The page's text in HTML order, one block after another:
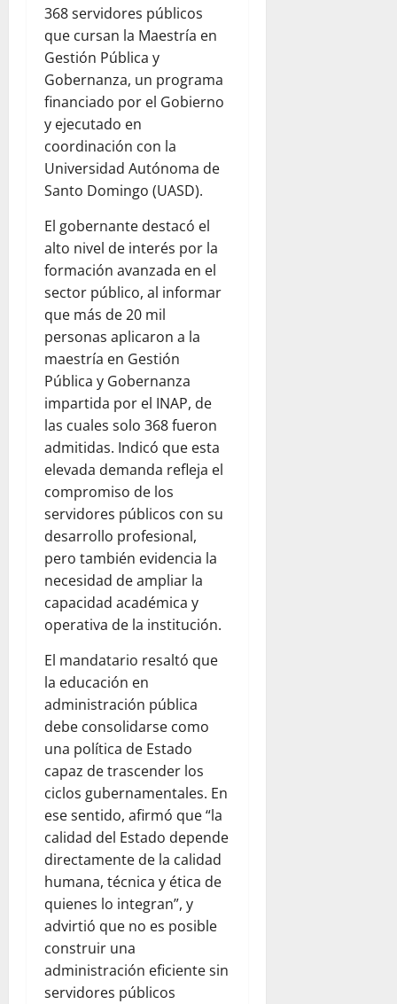
368 servidores públicos
que cursan la Maestría en
Gestión Pública y
Gobernanza, un programa
financiado por el Gobierno
y ejecutado en
coordinación con la
Universidad Autónoma de
Santo Domingo (UASD).
El gobernante destacó el
alto nivel de interés por la
formación avanzada en el
sector público, al informar
que más de 20 mil
personas aplicaron a la
maestría en Gestión
Pública y Gobernanza
impartida por el INAP, de
las cuales solo 368 fueron
admitidas. Indicó que esta
elevada demanda refleja el
compromiso de los
servidores públicos con su
desarrollo profesional,
pero también evidencia la
necesidad de ampliar la
capacidad académica y
operativa de la institución.
El mandatario resaltó que
la educación en
administración pública
debe consolidarse como
una política de Estado
capaz de trascender los
ciclos gubernamentales. En
ese sentido, afirmó que “la
calidad del Estado depende
directamente de la calidad
humana, técnica y ética de
quienes lo integran”, y
advirtió que no es posible
construir una
administración eficiente sin
servidores públicos